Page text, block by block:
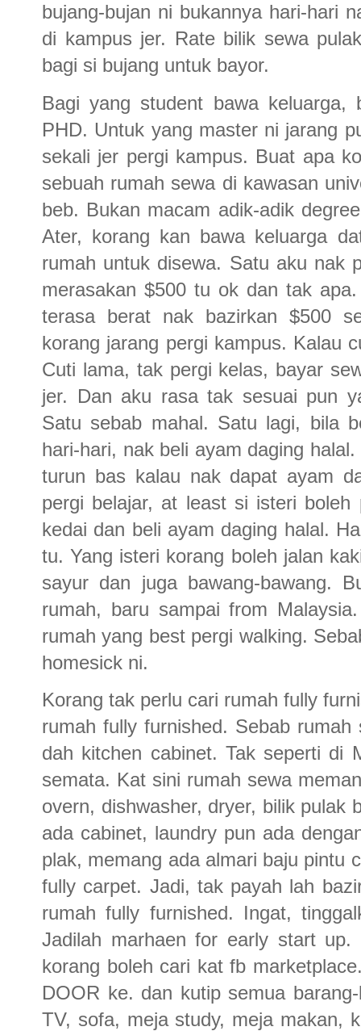
bujang-bujan ni bukannya hari-hari
di kampus jer. Rate bilik sewa
bagi si bujang untuk bayor.
Bagi yang student bawa
PHD. Untuk yang master ni jarang
sekali jer pergi kampus. Buat apa
sebuah rumah sewa di kawasan
beb. Bukan macam adik-adik
Ater, korang kan bawa keluarga
rumah untuk disewa. Satu aku nak
merasakan $500 tu ok dan tak
terasa berat nak bazirkan $500
korang jarang pergi kampus. Kalau
Cuti lama, tak pergi kelas, bayar
jer. Dan aku rasa tak sesuai pun
Satu sebab mahal. Satu lagi, bila
hari-hari, nak beli ayam daging
turun bas kalau nak dapat ayam
pergi belajar, at least si isteri
kedai dan beli ayam daging halal.
tu. Yang isteri korang boleh jalan
sayur dan juga bawang-bawang.
rumah, baru sampai from
rumah yang best pergi walking.
homesick ni.
Korang tak perlu cari rumah fully
rumah fully furnished. Sebab
dah kitchen cabinet. Tak seperti di
semata. Kat sini rumah sewa
overn, dishwasher, dryer, bilik pulak
ada cabinet, laundry pun ada
plak, memang ada almari baju pintu
fully carpet. Jadi, tak payah lah
rumah fully furnished. Ingat,
Jadilah marhaen for early start
korang boleh cari kat fb
DOOR ke. dan kutip semua
TV, sofa, meja study, meja makan,